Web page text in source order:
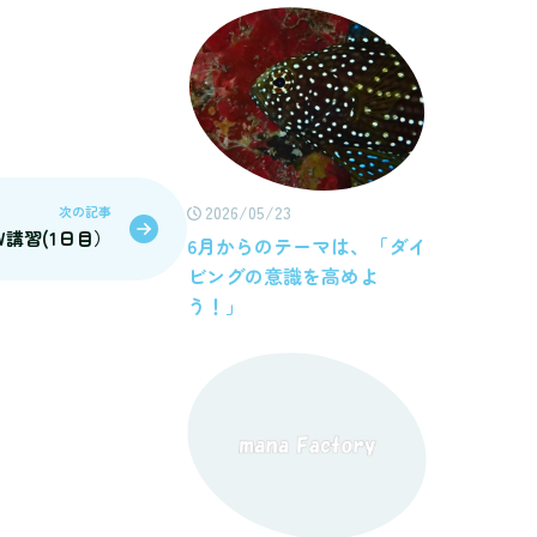
次の記事
習(1日目）
2026/05/23
6月からのテーマは、「ダイ
ビングの意識を高めよ
う！」